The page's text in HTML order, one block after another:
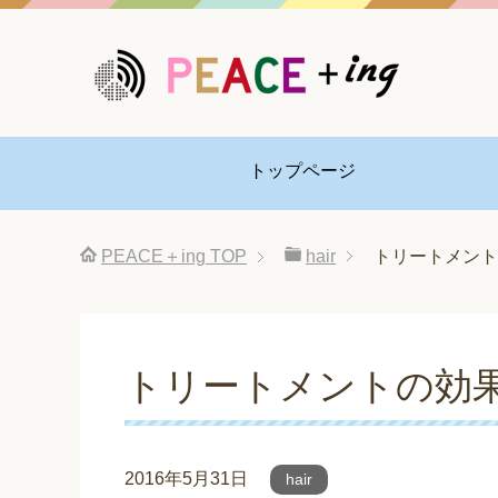
トップページ
PEACE＋ing TOP hair トリートメン
トリートメントの効
2016年5月31日 hair